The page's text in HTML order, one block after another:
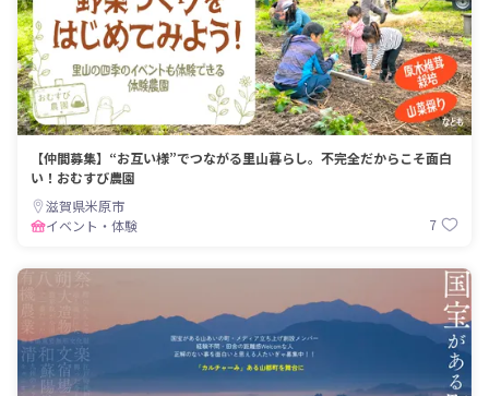
【仲間募集】“お互い様”でつながる里山暮らし。不完全だからこそ面白
い！おむすび農園
滋賀県米原市
イベント・体験
7